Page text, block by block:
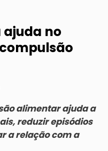
no
alimentar ajuda a
reduzir episódios
a relação com a